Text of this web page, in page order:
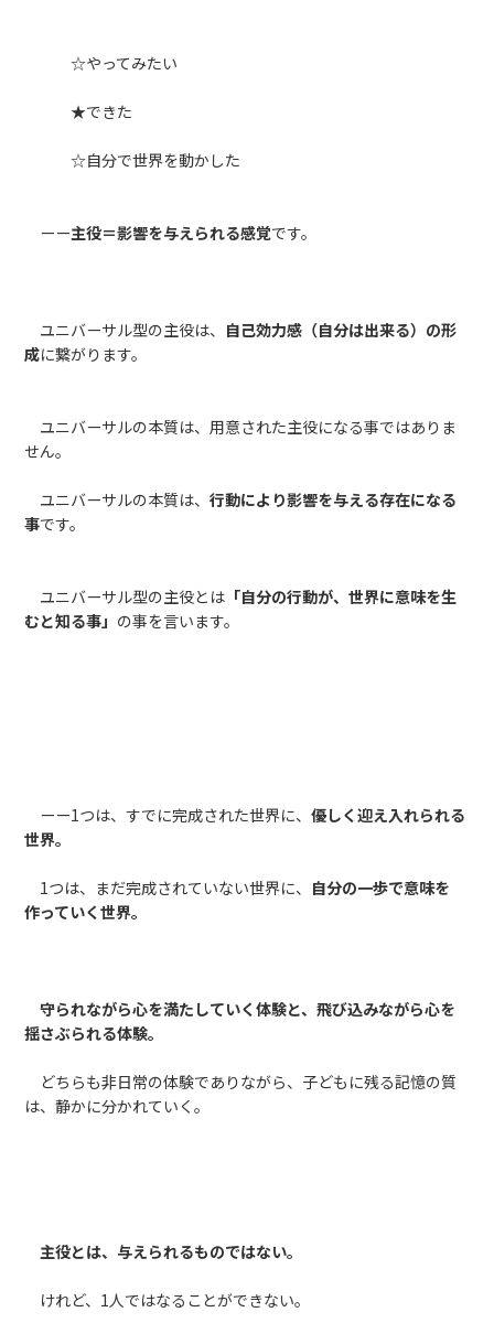
☆やってみたい
★できた
☆自分で世界を動かした
ーー主役＝影響を与えられる感覚です。
ユニバーサル型の主役は、 自己効力感（自分は出来る）の形
成に繋がります。
ユニバーサルの本質は、用意された主役になる事ではありま
せん。
ユニバーサルの本質は、行動により影響を与える存在になる
事です。
ユニバーサル型の主役とは 「自分の行動が、世界に意味を生
むと知る事」 の事を言います。
ーー1つは、すでに完成された世界に、優しく迎え入れられる
世界。
1つは、まだ完成されていない世界に、 自分の一歩で意味を
作っていく世界。
守られながら心を満たしていく体験と、飛び込みながら心を
揺さぶられる体験。
どちらも非日常の体験でありながら、子どもに残る記憶の質
は、静かに分かれていく。
主役とは、与えられるものではない。
けれど、1人ではなることができない。